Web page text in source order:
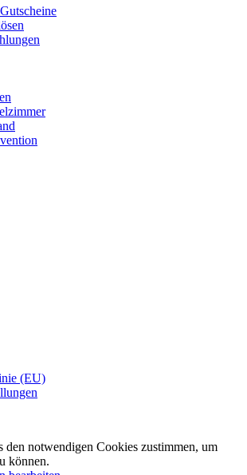
(EU)
den notwendigen Cookies zustimmen, um
können.